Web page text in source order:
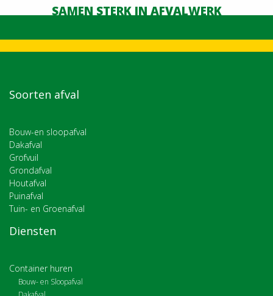
SAMEN STERK IN AFVALWERK
Soorten afval
Bouw-en sloopafval
Dakafval
Grofvuil
Grondafval
Houtafval
Puinafval
Tuin- en Groenafval
Diensten
Container huren
Bouw- en Sloopafval